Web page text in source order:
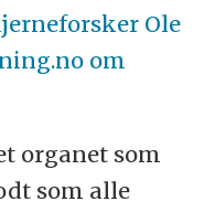
Ole
om
organet som
som alle